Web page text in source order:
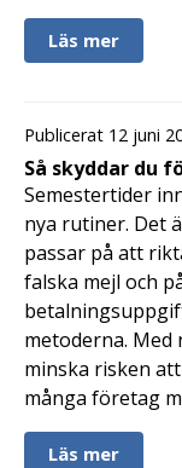
Läs mer
Publicerat 12 juni
Så skyddar du
Semestertider
nya rutiner. Det
passar på att
falska mejl och
metoderna.
minska risken
många företag
Läs mer